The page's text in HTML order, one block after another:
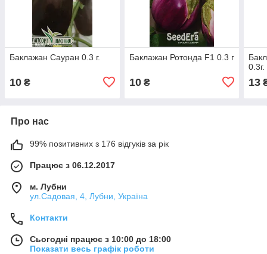
Баклажан Сауран 0.3 г.
10 ₴
Баклажан Ротонда F1 0.3 г
10₴
0.3г.
13
Про нас
99% позитивних з 176 відгуків за рік
Працює з 06.12.2017
м. Лубни
ул.Садовая, 4, Лубни, Україна
Контакти
Сьогодні працює з 10:00 до 18:00
Показати весь графік роботи